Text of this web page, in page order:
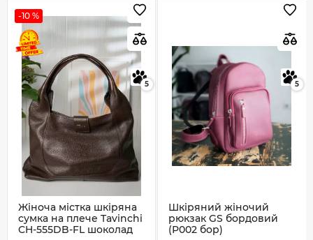
-10 %
5
Жіноча містка шкіряна
сумка на плече Tavinchi
CH-555DB-FL шоколад
5
Шкіряний жіночий
рюкзак GS бордовий
(Р002 бор)